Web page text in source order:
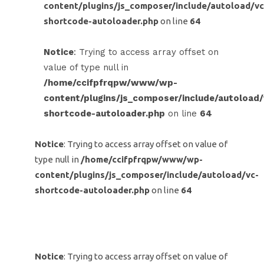
content/plugins/js_composer/include/autoload/
shortcode-autoloader.phpon line 64
Notice: Trying to access array offset on
value of type null in
/home/ccifpfrqpw/www/wp-
content/plugins/js_composer/include/
shortcode-autoloader.php on line 64
Notice: Trying to access array offset on value of
type null in /home/ccifpfrqpw/www/wp-
content/plugins/js_composer/include/autoload/vc-
shortcode-autoloader.phpon line 64
Notice: Trying to access array offset on value of